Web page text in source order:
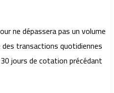
ne dépassera pas un volume
des transactions quotidiennes
jours de cotation précédant